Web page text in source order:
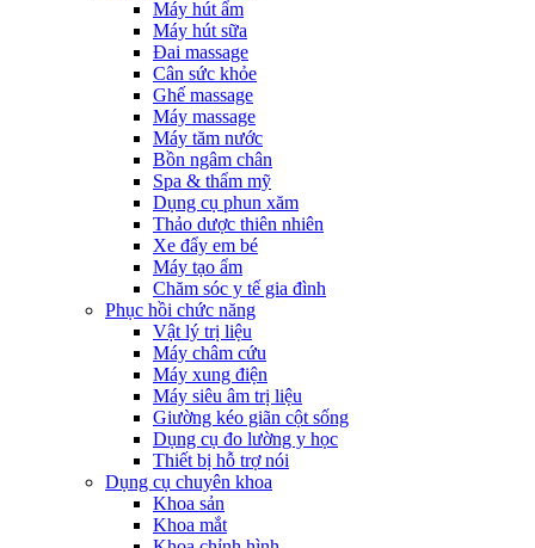
Máy hút ẩm
Máy hút sữa
Đai massage
Cân sức khỏe
Ghế massage
Máy massage
Máy tăm nước
Bồn ngâm chân
Spa & thẩm mỹ
Dụng cụ phun xăm
Thảo dược thiên nhiên
Xe đẩy em bé
Máy tạo ẩm
Chăm sóc y tế gia đình
Phục hồi chức năng
Vật lý trị liệu
Máy châm cứu
Máy xung điện
Máy siêu âm trị liệu
Giường kéo giãn cột sống
Dụng cụ đo lường y học
Thiết bị hỗ trợ nói
Dụng cụ chuyên khoa
Khoa sản
Khoa mắt